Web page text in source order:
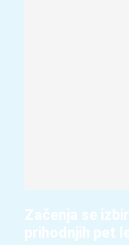
Začenja se
prihodnjih pet